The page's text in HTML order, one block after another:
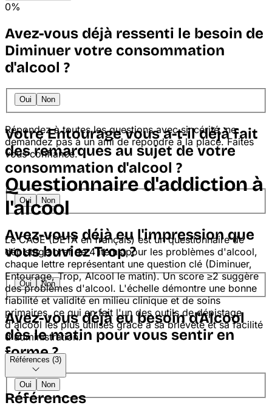
0%
Avez-vous déjà ressenti le besoin de
Diminuer votre consommation
d'alcool ?
Oui Non
Votre Entourage vous a-t-il déjà fait
des remarques au sujet de votre
consommation d'alcool ?
Oui Non
Avez-vous déjà eu l'impression que
vous buviez Trop ?
Oui Non
Avez-vous déjà eu besoin d'Alcool
dès le matin pour vous sentir en
forme ?
Oui Non
Répondez à toutes les questions avec sincérité, ne
demandez pas à un ami de répondre à la place. Faites
vous confiance.
Questionnaire d'addiction à
l'alcool
Le CAGE (DETA en français) est un questionnaire de
dépistage bref de 4 items pour les problèmes d'alcool,
chaque lettre représentant une question clé (Diminuer,
Entourage, Trop, Alcool le matin). Un score ≥2 suggère
des problèmes d'alcool. L'échelle démontre une bonne
fiabilité et validité en milieu clinique et de soins
primaires, ce qui en fait l'un des outils de dépistage
d'alcool les plus utilisés grâce à sa brièveté et sa facilité
d'administration.
Références (3)
Références